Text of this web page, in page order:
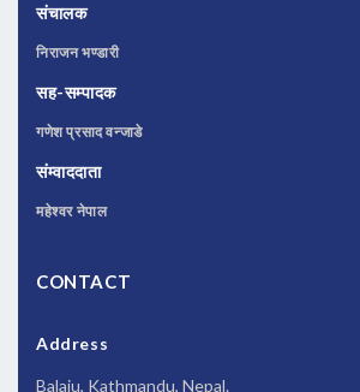
संचालक
निराजन भण्डारी
सह-सम्पादक
गणेश प्रसाद वन्जाडे
संम्वाददाता
महेश्वर नेपाल
CONTACT
Address
Balaju, Kathmandu, Nepal.